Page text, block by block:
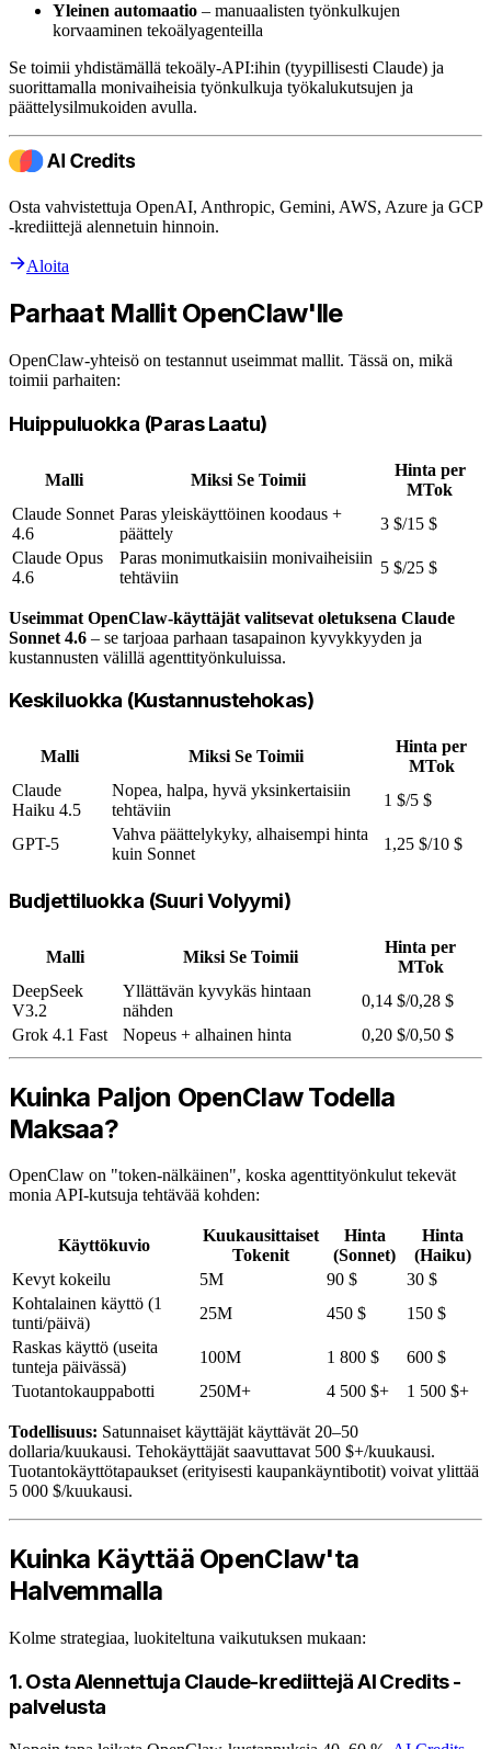
Yleinen automaatio – manuaalisten työnkulkujen
korvaaminen tekoälyagenteilla
Se toimii yhdistämällä tekoäly-API:ihin (tyypillisesti Claude) ja
suorittamalla monivaiheisia työnkulkuja työkalukutsujen ja
päättelysilmukoiden avulla.
Osta vahvistettuja OpenAI, Anthropic, Gemini, AWS, Azure ja GCP
-krediittejä alennetuin hinnoin.
Aloita
Parhaat Mallit OpenClaw'lle
OpenClaw-yhteisö on testannut useimmat mallit. Tässä on, mikä
toimii parhaiten:
Huippuluokka (Paras Laatu)
Malli Miksi Se Toimii
Hinta per
MTok
Claude Sonnet
4.6
Paras yleiskäyttöinen koodaus +
päättely
3 $/15 $
Claude Opus
4.6
Paras monimutkaisiin monivaiheisiin
tehtäviin
5 $/25 $
Useimmat OpenClaw-käyttäjät valitsevat oletuksena Claude
Sonnet 4.6 – se tarjoaa parhaan tasapainon kyvykkyyden ja
kustannusten välillä agenttityönkuluissa.
Keskiluokka (Kustannustehokas)
Malli Miksi Se Toimii
Hinta per
MTok
Claude
Haiku 4.5
Nopea, halpa, hyvä yksinkertaisiin
tehtäviin
1 $/5 $
GPT-5
Vahva päättelykyky, alhaisempi hinta
kuin Sonnet
1,25 $/10 $
Budjettiluokka (Suuri Volyymi)
Malli Miksi Se Toimii
Hinta per
MTok
DeepSeek
V3.2
Yllättävän kyvykäs hintaan
nähden
0,14 $/0,28 $
Grok 4.1 Fast
Nopeus + alhainen hinta 0,20 $/0,50 $
Kuinka Paljon OpenClaw Todella
Maksaa?
OpenClaw on "token-nälkäinen", koska agenttityönkulut tekevät
monia API-kutsuja tehtävää kohden:
Käyttökuvio
Kuukausittaiset
Tokenit
Hinta
(Sonnet)
Hinta
(Haiku)
Kevyt kokeilu
5M 90 $
30 $
Kohtalainen käyttö (1
tunti/päivä)
25M 450 $
150 $
Raskas käyttö (useita
tunteja päivässä)
100M 1 800 $
600 $
Tuotantokauppabotti
250M+ 4 500 $+ 1 500 $+
Todellisuus: Satunnaiset käyttäjät käyttävät 20–50
dollaria/kuukausi. Tehokäyttäjät saavuttavat 500 $+/kuukausi.
Tuotantokäyttötapaukset (erityisesti kaupankäyntibotit) voivat ylittää
5 000 $/kuukausi.
Kuinka Käyttää OpenClaw'ta
Halvemmalla
Kolme strategiaa, luokiteltuna vaikutuksen mukaan:
1. Osta Alennettuja Claude-krediittejä AI Credits -
palvelusta